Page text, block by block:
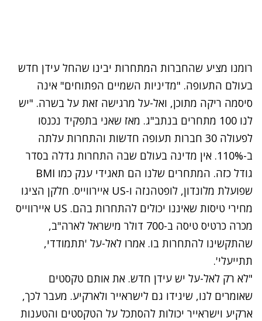
רומנו מציע שהחברות המתחרות יבינו שהחל עידן חדש
בעולם התעופה. "מדיניות השמיים הפתוחים" אינה
סיסמה ריקה מתוכן, ואל-על מרגישה זאת על בשרה. "יש
לנו 100 מתחרים בנתב"ג. מאז שאני בתפקיד נכנסו
לפעולה 30 חברות תעופה חדשות והתחרות עלתה
ב-110%. אין מדינה בעולם שבה התחרות גדלה בסדר
גודל כזה. המתחרים שלנו הם תאגידי ענק כמו BMI
שפועלת מלונדון, לופטהנזה ו-US איירווייס. חלקן הציגו
מחירי טיסות שאיננו יכולים להתחרות בהם. US איירווייס
מכרה כרטיס טיסה ב-700 דולר מישראל לארה"ב,
שהתקשינו להתחרות בו. אמרו לאל-על 'תתמודדי,
תתייעלי'.
"לא רק לאל-על יש עידן חדש. את אותם טקסטים
שאומרים לנו, שיגידו גם לישראייר ולארקיע. מעבר לכך,
ארקיע וישראייר יכולות להסתכל על הטקסטים והטענות